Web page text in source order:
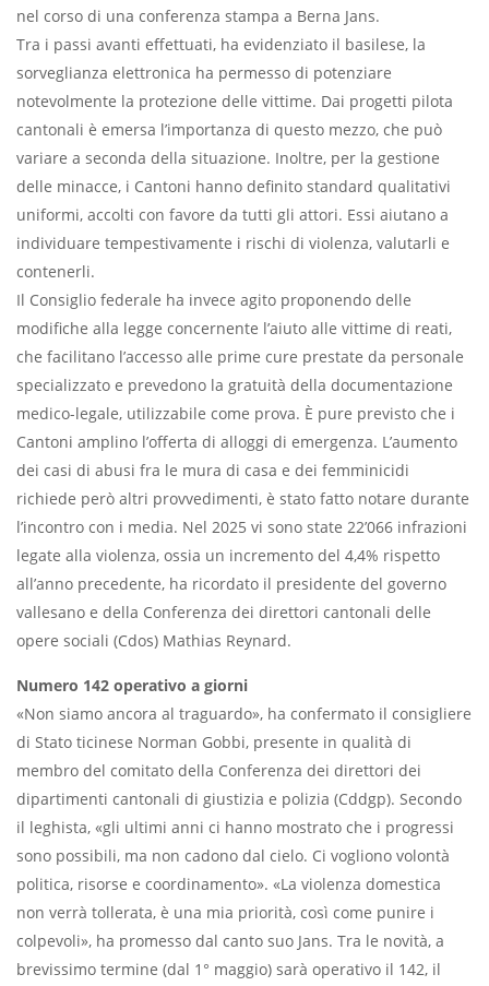
nel corso di una conferenza stampa a Berna Jans.
Tra i passi avanti effettuati, ha evidenziato il basilese, la
sorveglianza elettronica ha permesso di potenziare
notevolmente la protezione delle vittime. Dai progetti pilota
cantonali è emersa l’importanza di questo mezzo, che può
variare a seconda della situazione. Inoltre, per la gestione
delle minacce, i Cantoni hanno definito standard qualitativi
uniformi, accolti con favore da tutti gli attori. Essi aiutano a
individuare tempestivamente i rischi di violenza, valutarli e
contenerli.
Il Consiglio federale ha invece agito proponendo delle
modifiche alla legge concernente l’aiuto alle vittime di reati,
che facilitano l’accesso alle prime cure prestate da personale
specializzato e prevedono la gratuità della documentazione
medico-legale, utilizzabile come prova. È pure previsto che i
Cantoni amplino l’offerta di alloggi di emergenza. L’aumento
dei casi di abusi fra le mura di casa e dei femminicidi
richiede però altri provvedimenti, è stato fatto notare durante
l’incontro con i media. Nel 2025 vi sono state 22’066 infrazioni
legate alla violenza, ossia un incremento del 4,4% rispetto
all’anno precedente, ha ricordato il presidente del governo
vallesano e della Conferenza dei direttori cantonali delle
opere sociali (Cdos) Mathias Reynard.
Numero 142 operativo a giorni
«Non siamo ancora al traguardo», ha confermato il consigliere
di Stato ticinese Norman Gobbi, presente in qualità di
membro del comitato della Conferenza dei direttori dei
dipartimenti cantonali di giustizia e polizia (Cddgp). Secondo
il leghista, «gli ultimi anni ci hanno mostrato che i progressi
sono possibili, ma non cadono dal cielo. Ci vogliono volontà
politica, risorse e coordinamento». «La violenza domestica
non verrà tollerata, è una mia priorità, così come punire i
colpevoli», ha promesso dal canto suo Jans. Tra le novità, a
brevissimo termine (dal 1° maggio) sarà operativo il 142, il